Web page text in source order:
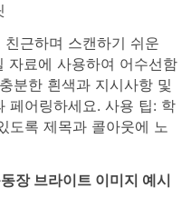
근하며 스캔하기 쉬운
자료에 사용하여 어수선함
분한 흰색과 지시사항 및
페어링하세요. 사용 팁: 학
도록 제목과 콜아웃에 노
장 브라이트 이미지 예시